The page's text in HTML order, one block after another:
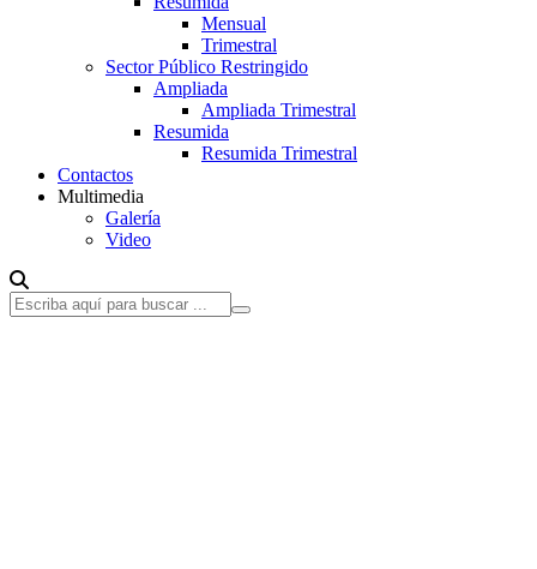
Mensual
Trimestral
Sector Público Restringido
Ampliada
Ampliada Trimestral
Resumida
Resumida Trimestral
Contactos
Multimedia
Galería
Video